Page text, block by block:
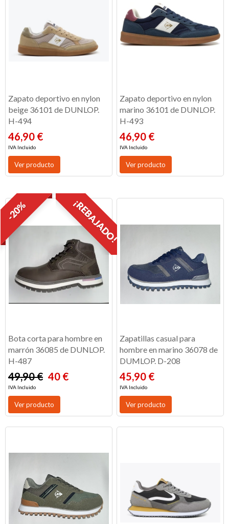
Zapato deportivo en nylon
beige 36101 de DUNLOP.
H-494
46,90 €
IVA Incluido
Ver producto
Zapato deportivo en nylon
marino 36101 de DUNLOP.
H-493
46,90 €
IVA Incluido
Ver producto
¡REBAJADO!
-20%
Bota corta para hombre en
marrón 36085 de DUNLOP.
H-487
49,90 € 40 €
IVA Incluido
Ver producto
Zapatillas casual para
hombre en marino 36078 de
DUMLOP. D-208
45,90 €
IVA Incluido
Ver producto